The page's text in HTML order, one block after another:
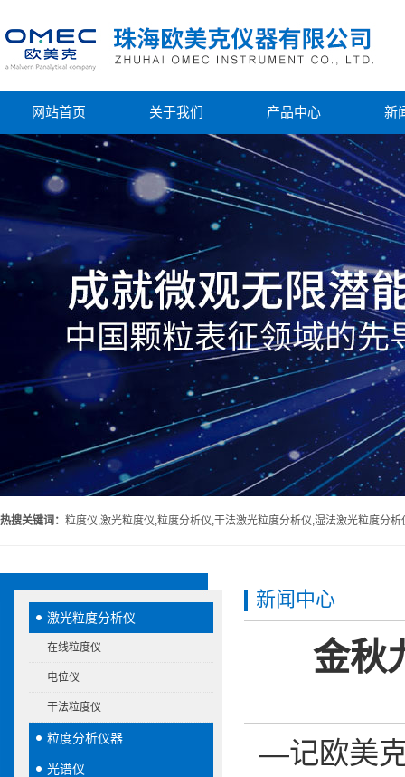
网站首页 关于我们 产品中心 新
热搜关键词： 粒度仪,激光粒度仪,粒度分析仪,干法激光粒度分析仪,湿法激光粒度分析
激光粒度分析仪
在线粒度仪
电位仪
干法粒度仪
粒度分析仪器
光谱仪
新闻中心
金秋
—记欧美